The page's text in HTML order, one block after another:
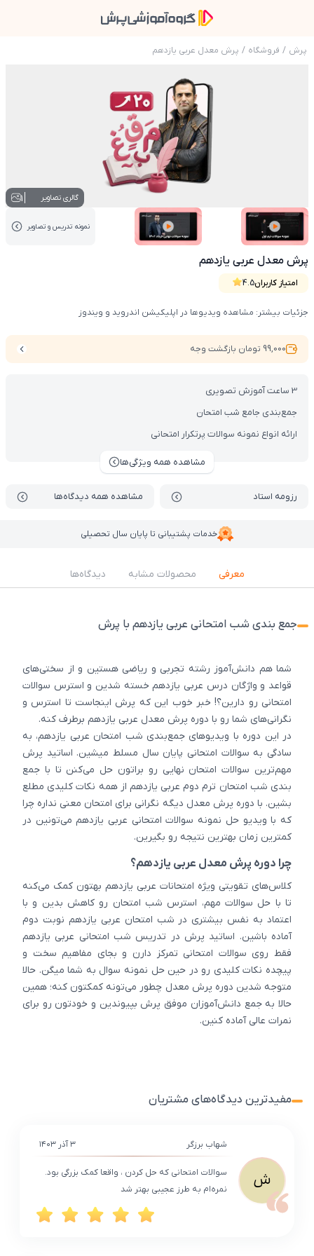
پرش / فروشگاه / پرش معدل عربی یازدهم
عکس محصول پرش معدل عربی یازدهم
گالری تصاویر 1
عکس کاور نمونه تدریس
نمونه تدریس‌ و تصاویر
پرش معدل عربی یازدهم
امتیاز کاربران4.5
3 ساعت آموزش تصویری
جمع‌بندی جامع شب امتحان
ارائه انواع نمونه سوالات پرتکرار امتحانی
مشاهده همه ویژگی‌ها
رزومه استاد مشاهده همه دیدگاه‌ها
خدمات پشتیبانی تا پایان سال تحصیلی
جزئیات بیشتر: مشاهده ویدیوها در اپلیکیشن اندروید و ویندوز
99,000 تومان بازگشت وجه
معرفی محصولات مشابه دیدگاه‌ها
جمع بندی شب امتحانی عربی یازدهم با پرش
شما هم دانش‌آموز رشته تجربی و ریاضی هستین و از سختی‌های
قواعد و واژگان درس عربی یازدهم خسته شدین و استرس سوالات
امتحانی رو دارین؟! خبر خوب این که پرش اینجاست تا استرس و
نگرانی‌های شما رو با دوره پرش معدل عربی یازدهم برطرف کنه.
در این دوره با ویدیوهای جمع‌بندی شب امتحان عربی یازدهم، به
سادگی به سوالات امتحانی پایان سال مسلط میشین. اساتید پرش
مهم‌ترین سوالات امتحان نهایی رو براتون حل می‌کنن تا با جمع
بندی شب امتحان ترم دوم عربی یازدهم از همه نکات کلیدی مطلع
بشین. با دوره پرش معدل دیگه نگرانی برای امتحان معنی نداره چرا
که با ویدیو حل نمونه سوالات امتحانی عربی یازدهم می‌تونین در
کمترین زمان بهترین نتیجه رو بگیرین.
چرا دوره پرش معدل عربی یازدهم؟
کلاس‌های تقویتی ویژه امتحانات عربی یازدهم بهتون کمک می‌کنه
تا با حل سوالات مهم، استرس شب امتحان رو کاهش بدین و با
اعتماد به نفس بیشتری در شب امتحان عربی یازدهم نوبت دوم
آماده باشین. اساتید پرش در تدریس شب امتحانی عربی یازدهم
فقط روی سوالات امتحانی تمرکز دارن و بجای مفاهیم سخت و
پیچده نکات کلیدی رو در حین حل نمونه سوال به شما میگن. حالا
متوجه شدین دوره پرش معدل چطور می‌تونه کمکتون کنه؛ همین
حالا به جمع دانش‌آموزان موفق پرش بپیوندین و خودتون رو برای
نمرات عالی آماده کنین.
مفیدترین دیدگاه‌های مشتریان
ش
شهاب برزگر ۳ آذر ۱۴۰۳
سوالات امتحانی که حل کردن ، واقعا کمک بزرگی بود.
نمره‌ام به طرز عجیبی بهتر شد